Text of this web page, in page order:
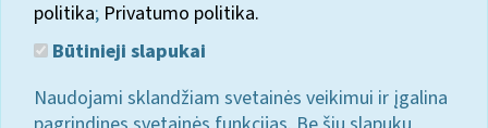
politika; Privatumo politika.
Būtinieji slapukai
Naudojami sklandžiam svetainės veikimui ir įgalina